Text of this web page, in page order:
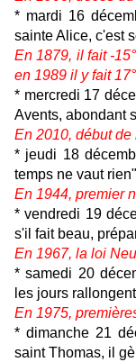
* mardi 16
sainte Alice, c'est
En 1879, il fait -
en 1989 il y fait 17°
* mercredi 17
Avents, abondant
En 2010, début
* jeudi 18
temps ne vaut rien"
En 1944, premier
* vendredi 19
s'il fait beau,
En 1967, la loi
* samedi 20
les jours
En 1975,
* dimanche 21
saint Thomas, il